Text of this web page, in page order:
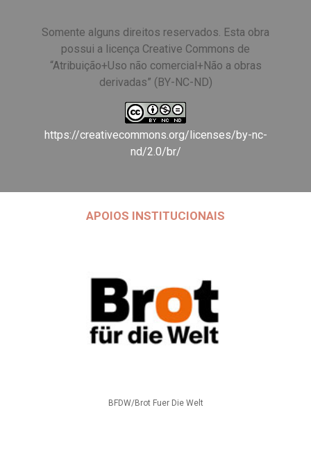
Somente alguns direitos reservados. Esta obra
possui a licença Creative Commons de
“Atribuição+Uso não comercial+Não a obras
derivadas” (BY-NC-ND)
https://creativecommons.org/licenses/by-nc-
nd/2.0/br/
APOIOS INSTITUCIONAIS
BFDW/Brot Fuer Die Welt